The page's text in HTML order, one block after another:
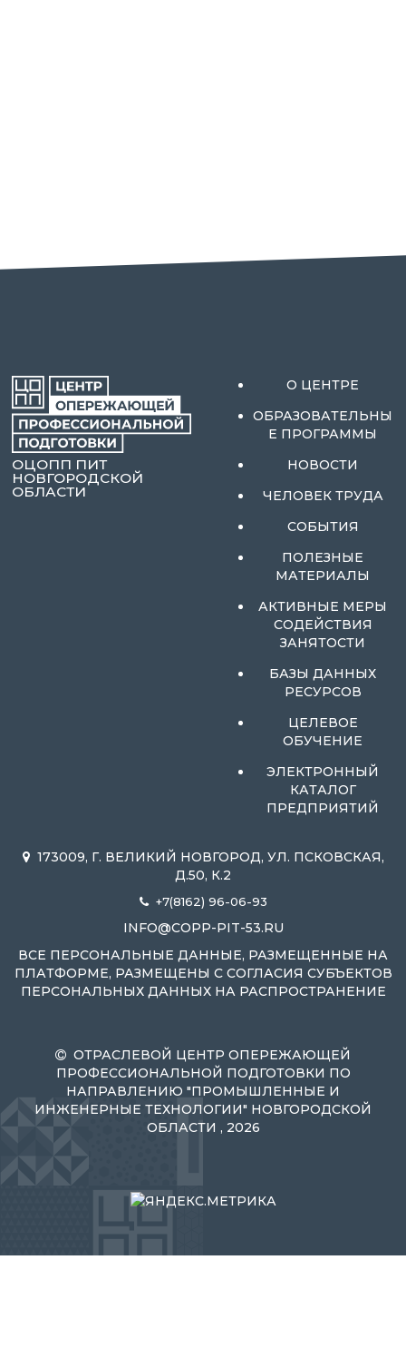
ОЦОПП ПИТ
НОВГОРОДСКОЙ
ОБЛАСТИ
О ЦЕНТРЕ
ОБРАЗОВАТЕЛЬНЫ
Е ПРОГРАММЫ
НОВОСТИ
ЧЕЛОВЕК ТРУДА
СОБЫТИЯ
ПОЛЕЗНЫЕ
МАТЕРИАЛЫ
АКТИВНЫЕ МЕРЫ
СОДЕЙСТВИЯ
ЗАНЯТОСТИ
БАЗЫ ДАННЫХ
РЕСУРСОВ
ЦЕЛЕВОЕ
ОБУЧЕНИЕ
ЭЛЕКТРОННЫЙ
КАТАЛОГ
ПРЕДПРИЯТИЙ
173009, Г. ВЕЛИКИЙ НОВГОРОД, УЛ. ПСКОВСКАЯ,
Д.50, К.2
+7(8162) 96-06-93
INFO@COPP-PIT-53.RU
ВСЕ ПЕРСОНАЛЬНЫЕ ДАННЫЕ, РАЗМЕЩЕННЫЕ НА
ПЛАТФОРМЕ, РАЗМЕЩЕНЫ С СОГЛАСИЯ СУБЪЕКТОВ
ПЕРСОНАЛЬНЫХ ДАННЫХ НА РАСПРОСТРАНЕНИЕ
ОТРАСЛЕВОЙ ЦЕНТР ОПЕРЕЖАЮЩЕЙ
ПРОФЕССИОНАЛЬНОЙ ПОДГОТОВКИ ПО
НАПРАВЛЕНИЮ "ПРОМЫШЛЕННЫЕ И
ИНЖЕНЕРНЫЕ ТЕХНОЛОГИИ" НОВГОРОДСКОЙ
ОБЛАСТИ , 2026